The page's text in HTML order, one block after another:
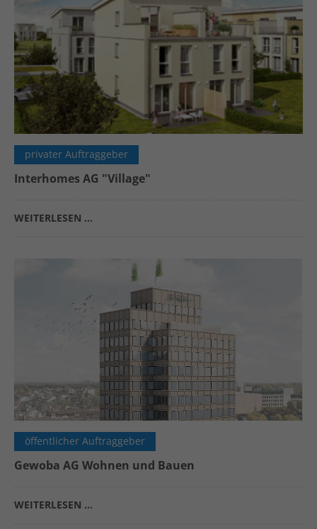
privater Auftraggeber
Interhomes AG "Village"
WEITERLESEN …
öffentlicher Auftraggeber
Gewoba AG Wohnen und Bauen
WEITERLESEN …